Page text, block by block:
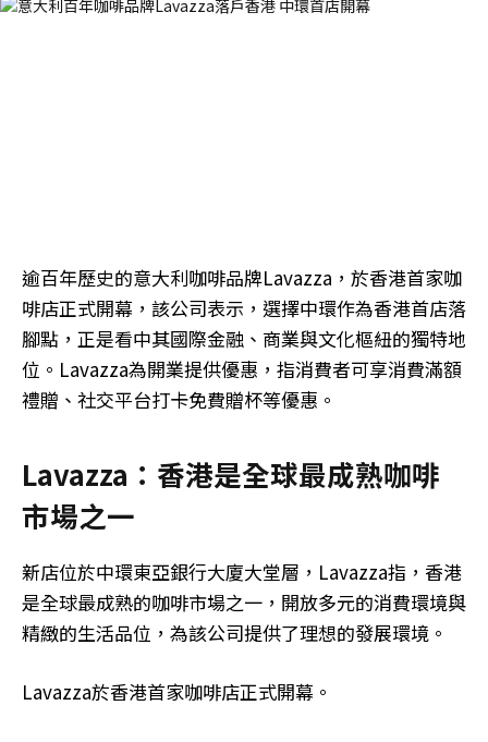
逾百年歷史的意大利咖啡品牌Lavazza，於香港首家咖
啡店正式開幕，該公司表示，選擇中環作為香港首店落
腳點，正是看中其國際金融、商業與文化樞紐的獨特地
位。Lavazza為開業提供優惠，指消費者可享消費滿額
禮贈、社交平台打卡免費贈杯等優惠。
Lavazza：香港是全球最成熟咖啡
市場之一
新店位於中環東亞銀行大廈大堂層，Lavazza指，香港
是全球最成熟的咖啡市場之一，開放多元的消費環境與
精緻的生活品位，為該公司提供了理想的發展環境。
Lavazza於香港首家咖啡店正式開幕。